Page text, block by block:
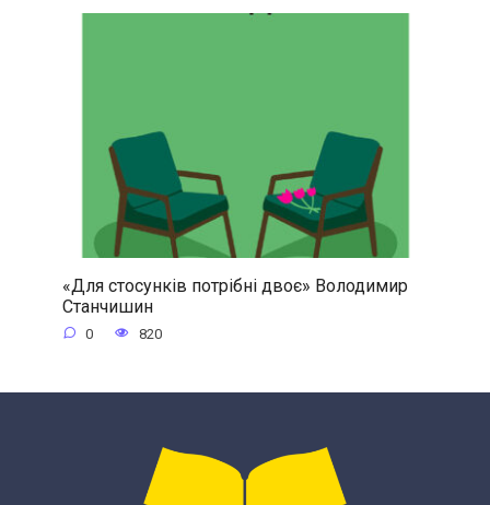
«Для стосунків потрібні двоє» Володимир
Станчишин
0 820